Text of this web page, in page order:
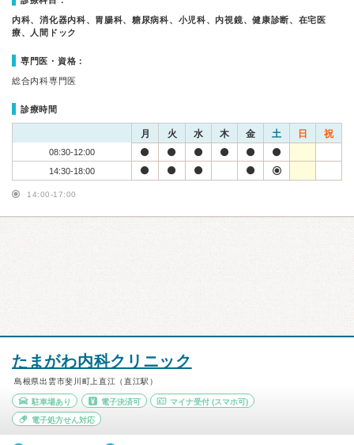
内科、消化器内科、胃腸科、糖尿病科、小児科、内視鏡、健康診断、在宅医
療、人間ドック
専門医・資格：
総合内科専門医
診療時間
月 火 水 木 金 土 日 祝
08:30-12:00
14:30-18:00
14:00-17:00
たまがわ内科クリニック
島根県出雲市斐川町上直江（直江駅）
駐車場あり 電子決済可 マイナ受付 (スマホ可)
電子処方せん対応